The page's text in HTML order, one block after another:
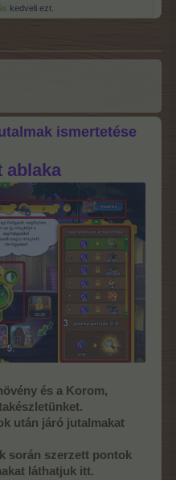
kedveli ezt.
ismertetése
ablaka
és a Korom,
után járó jutalmakat
során szerzett pontok
láthatjuk itt.